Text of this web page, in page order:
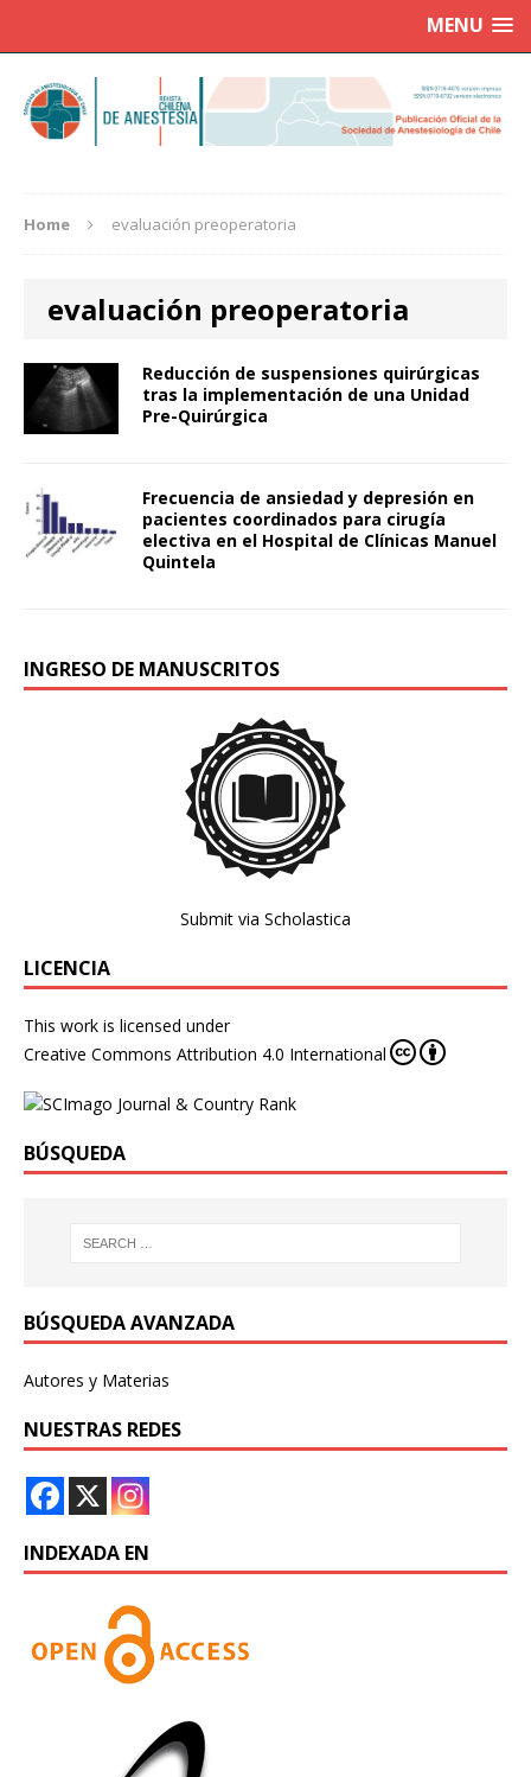
MENU
Home evaluación preoperatoria
evaluación preoperatoria
Reducción de suspensiones quirúrgicas
tras la implementación de una Unidad
Pre-Quirúrgica
Frecuencia de ansiedad y depresión en
pacientes coordinados para cirugía
electiva en el Hospital de Clínicas Manuel
Quintela
INGRESO DE MANUSCRITOS
Submit via Scholastica
LICENCIA
This work is licensed under
Creative Commons Attribution 4.0 International
BÚSQUEDA
BÚSQUEDA AVANZADA
Autores y Materias
NUESTRAS REDES
INDEXADA EN